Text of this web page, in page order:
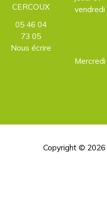
CERCOUX
05 46 04
73 05
Nous écrire
vendredi
Mercredi
Copyright © 2026